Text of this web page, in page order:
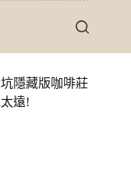
坑隱藏版咖啡莊
遠!